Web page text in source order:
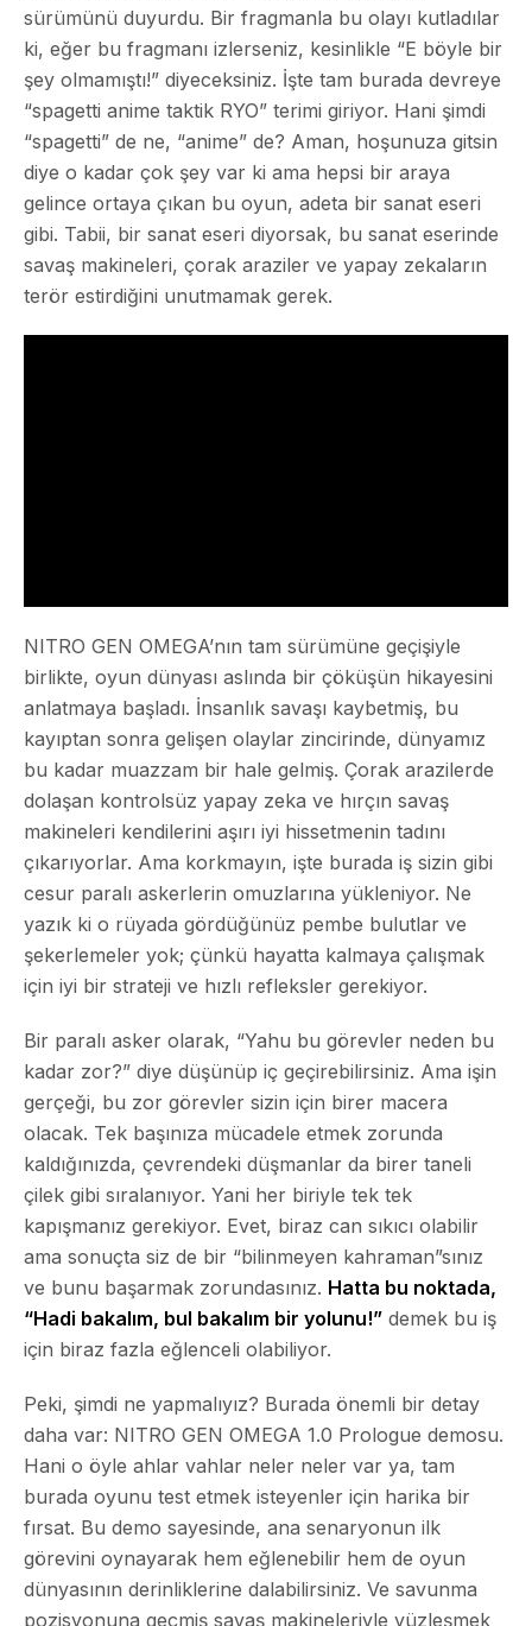
sürümünü duyurdu. Bir fragmanla bu olayı kutladılar
ki, eğer bu fragmanı izlerseniz, kesinlikle “E böyle bir
şey olmamıştı!” diyeceksiniz. İşte tam burada devreye
“spagetti anime taktik RYO” terimi giriyor. Hani şimdi
“spagetti” de ne, “anime” de? Aman, hoşunuza gitsin
diye o kadar çok şey var ki ama hepsi bir araya
gelince ortaya çıkan bu oyun, adeta bir sanat eseri
gibi. Tabii, bir sanat eseri diyorsak, bu sanat eserinde
savaş makineleri, çorak araziler ve yapay zekaların
terör estirdiğini unutmamak gerek.
NITRO GEN OMEGA’nın tam sürümüne geçişiyle
birlikte, oyun dünyası aslında bir çöküşün hikayesini
anlatmaya başladı. İnsanlık savaşı kaybetmiş, bu
kayıptan sonra gelişen olaylar zincirinde, dünyamız
bu kadar muazzam bir hale gelmiş. Çorak arazilerde
dolaşan kontrolsüz yapay zeka ve hırçın savaş
makineleri kendilerini aşırı iyi hissetmenin tadını
çıkarıyorlar. Ama korkmayın, işte burada iş sizin gibi
cesur paralı askerlerin omuzlarına yükleniyor. Ne
yazık ki o rüyada gördüğünüz pembe bulutlar ve
şekerlemeler yok; çünkü hayatta kalmaya çalışmak
için iyi bir strateji ve hızlı refleksler gerekiyor.
Bir paralı asker olarak, “Yahu bu görevler neden bu
kadar zor?” diye düşünüp iç geçirebilirsiniz. Ama işin
gerçeği, bu zor görevler sizin için birer macera
olacak. Tek başınıza mücadele etmek zorunda
kaldığınızda, çevrendeki düşmanlar da birer taneli
çilek gibi sıralanıyor. Yani her biriyle tek tek
kapışmanız gerekiyor. Evet, biraz can sıkıcı olabilir
ama sonuçta siz de bir “bilinmeyen kahraman”sınız
ve bunu başarmak zorundasınız. Hatta bu noktada,
“Hadi bakalım, bul bakalım bir yolunu!” demek bu iş
için biraz fazla eğlenceli olabiliyor.
Peki, şimdi ne yapmalıyız? Burada önemli bir detay
daha var: NITRO GEN OMEGA 1.0 Prologue demosu.
Hani o öyle ahlar vahlar neler neler var ya, tam
burada oyunu test etmek isteyenler için harika bir
fırsat. Bu demo sayesinde, ana senaryonun ilk
görevini oynayarak hem eğlenebilir hem de oyun
dünyasının derinliklerine dalabilirsiniz. Ve savunma
pozisyonuna geçmiş savaş makineleriyle yüzleşmek